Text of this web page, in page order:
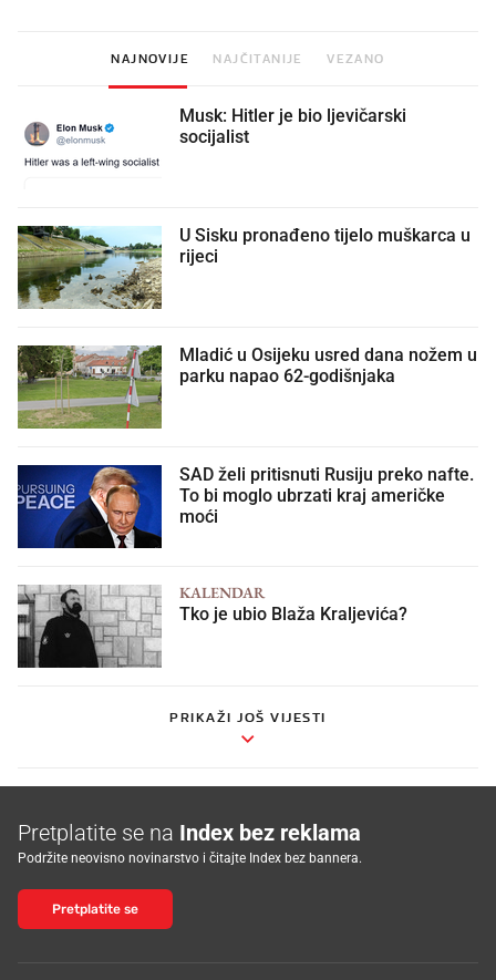
NAJNOVIJE NAJČITANIJE VEZANO
Musk: Hitler je bio ljevičarski
socijalist
U Sisku pronađeno tijelo muškarca u
rijeci
Mladić u Osijeku usred dana nožem u
parku napao 62-godišnjaka
SAD želi pritisnuti Rusiju preko nafte.
To bi moglo ubrzati kraj američke
moći
KALENDAR
Tko je ubio Blaža Kraljevića?
PRIKAŽI JOŠ VIJESTI
Pretplatite se na Index bez reklama
Podržite neovisno novinarstvo i čitajte Index bez bannera.
Pretplatite se